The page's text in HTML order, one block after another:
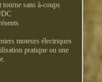
tourne sans à-coups
DC
moteurs électriques
pratique ou une